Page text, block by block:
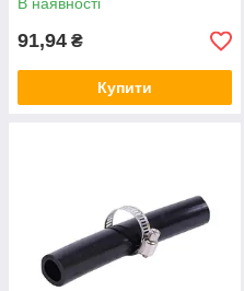
91,94 ₴
Купити